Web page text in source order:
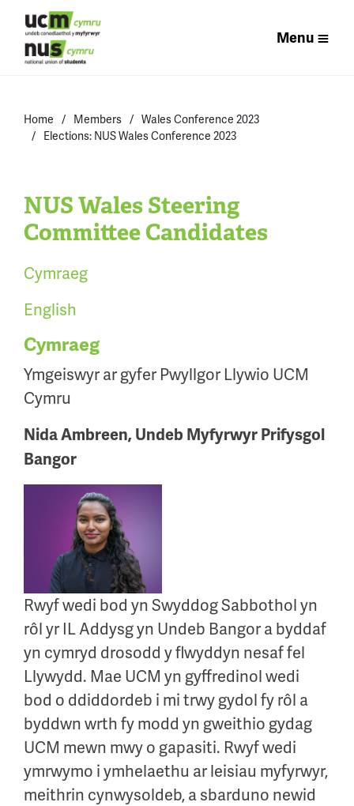
Menu
Home Members
Wales Conference 2023
Elections: NUS Wales Conference 2023
NUS Wales Steering
Committee Candidates
Cymraeg
English
Cymraeg
Ymgeiswyr ar gyfer Pwyllgor Llywio UCM
Cymru
Nida Ambreen, Undeb Myfyrwyr Prifysgol
Bangor
Rwyf wedi bod yn Swyddog Sabbothol yn
rôl yr IL Addysg yn Undeb Bangor a byddaf
yn cymryd drosodd y flwyddyn nesaf fel
Llywydd. Mae UCM yn gyffredinol wedi
bod o ddiddordeb i mi trwy gydol fy rôl a
byddwn wrth fy modd yn gweithio gydag
UCM mewn mwy o gapasiti. Rwyf wedi
ymrwymo i ymhelaethu ar leisiau myfyrwyr,
meithrin cynwysoldeb, a sbarduno newid